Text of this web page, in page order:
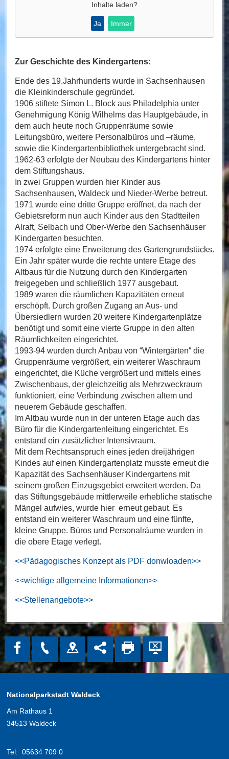
Inhalte laden?
Ja Immer
Zur Geschichte des Kindergartens:
Ende des 19.Jahrhunderts wurde in Sachsenhausen
die Kleinkinderschule gegründet.
1906 stiftete Simon L. Block aus Philadelphia unter
Genehmigung König Wilhelms das Hauptgebäude, in
dem auch heute noch Gruppenräume sowie
Leitungsbüro, weitere Personalbüros und –räume,
sowie die Kindergartenbibliothek untergebracht sind.
1962-63 erfolgte der Neubau des Kindergartens hinter
dem Stiftungshaus.
In zwei Gruppen wurden hier Kinder aus
Sachsenhausen, Waldeck und Nieder-Werbe betreut.
1971 wurde eine dritte Gruppe eröffnet, da nach der
Gebietsreform nun auch Kinder aus den Stadtteilen
Alraft, Selbach und Ober-Werbe den Sachsenhäuser
Kindergarten besuchten.
1974 erfolgte eine Erweiterung des Gartengrundstücks.
Ein Jahr später wurde die rechte untere Etage des
Altbaus für die Nutzung durch den Kindergarten
freigegeben und schließlich 1977 ausgebaut.
1989 waren die räumlichen Kapazitäten erneut
erschöpft. Durch großen Zugang an Aus- und
Übersiedlern wurden 20 weitere Kindergartenplätze
benötigt und somit eine vierte Gruppe in den alten
Räumlichkeiten eingerichtet.
1993-94 wurden durch Anbau von “Wintergärten“ die
Gruppenräume vergrößert, ein weiterer Waschraum
eingerichtet, die Küche vergrößert und mittels eines
Zwischenbaus, der gleichzeitig als Mehrzweckraum
funktioniert, eine Verbindung zwischen altem und
neuerem Gebäude geschaffen.
Im Altbau wurde nun in der unteren Etage auch das
Büro für die Kindergartenleitung eingerichtet. Es
entstand ein zusätzlicher Intensivraum.
Mit dem Rechtsanspruch eines jeden dreijährigen
Kindes auf einen Kindergartenplatz musste erneut die
Kapazität des Sachsenhäuser Kindergartens mit
seinem großen Einzugsgebiet erweitert werden. Da
das Stiftungsgebäude mittlerweile erhebliche statische
Mängel aufwies, wurde hier erneut gebaut. Es
entstand ein weiterer Waschraum und eine fünfte,
kleine Gruppe. Büros und Personalräume wurden in
die obere Etage verlegt.
<<Pädagogisches Konzept als PDF donwloaden>>
<<wichtige allgemeine Informationen>>
<<Stellenangebote>>
Nationalparkstadt Waldeck
Am Rathaus 1
34513 Waldeck
Tel: 05634 709 0